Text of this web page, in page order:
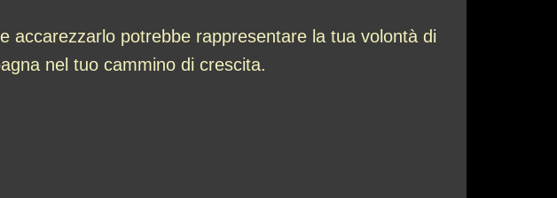
accarezzarlo potrebbe rappresentare la tua volontà di
nel tuo cammino di crescita.